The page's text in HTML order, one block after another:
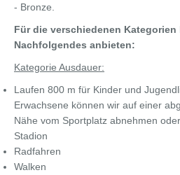
- Bronze.
Für die verschiedenen
Nachfolgendes anbieten:
Kategorie Ausdauer:
Laufen 800 m für Kinder und
Erwachsene können wir auf einer
Nähe vom Sportplatz abnehmen
Stadion
Radfahren
Walken